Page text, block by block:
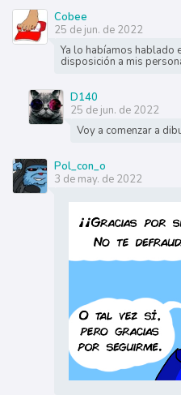
Cobee
25 de jun. de 2022
Ya lo habíamos hablado
disposición a mis
D140
25 de jun. de 2022
Voy a comenzar a
Pol_con_o
3 de may. de 2022